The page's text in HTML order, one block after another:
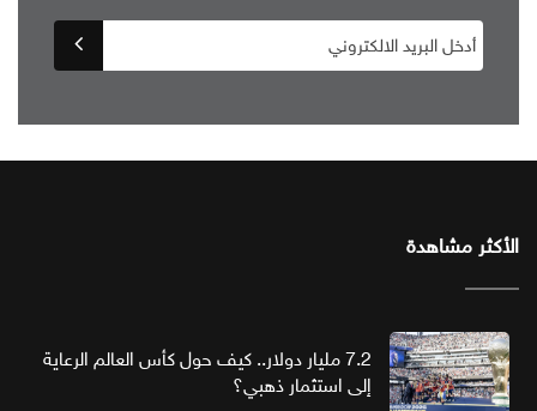
الأكثر مشاهدة
7.2 مليار دولار.. كيف حول كأس العالم الرعاية
إلى استثمار ذهبي؟